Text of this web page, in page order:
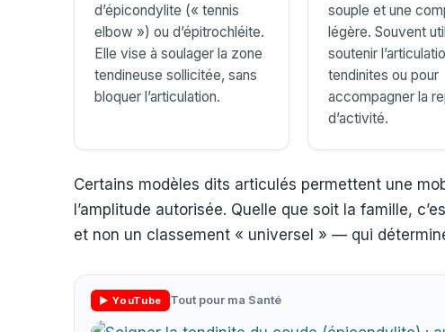
d’épicondylite (« tennis
elbow ») ou d’épitrochléite.
Elle vise à soulager la zone
tendineuse sollicitée, sans
bloquer l’articulation.
souple et une
légère. Souvent
soutenir
tendinites ou pour
accompagner la
d’activité.
Certains modèles dits articulés permettent une
l’amplitude autorisée. Quelle que soit la famille,
et non un classement « universel » — qui
▶ YouTube Tout pour ma Santé